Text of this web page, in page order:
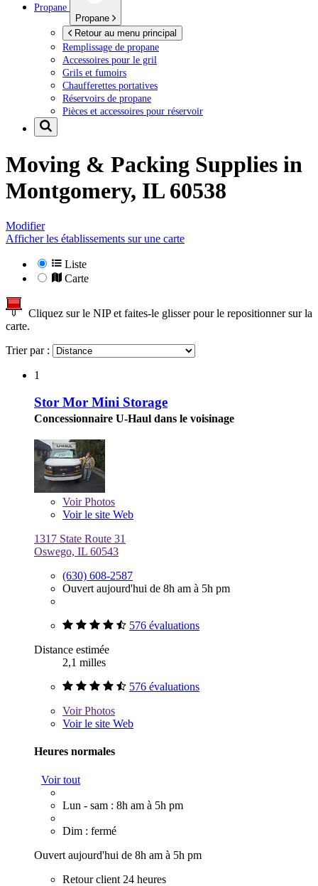
Propane
Propane
Retour au menu principal
Remplissage de propane
Accessoires pour le gril
Grils et fumoirs
Chaufferettes portatives
Réservoirs de propane
Pièces et accessoires pour réservoir
Moving & Packing Supplies in
Montgomery, IL 60538
Modifier
Afficher les établissements sur une carte
Liste
Carte
Cliquez sur le NIP et faites-le glisser pour le repositionner sur la
carte.
Trier par :
1
Stor Mor Mini Storage
Concessionnaire U-Haul dans le voisinage
VoirPhotos
Voir le site Web
1317 State Route 31
Oswego, IL 60543
(630) 608-2587
Ouvert aujourd'hui de 8h am à 5h pm
576 évaluations
Distance estimée
2,1 milles
576 évaluations
VoirPhotos
Voir le site Web
Heures normales
Voir tout
Lun - sam : 8h am à 5h pm
Dim : fermé
Ouvert aujourd'hui de 8h am à 5h pm
Retour client 24 heures